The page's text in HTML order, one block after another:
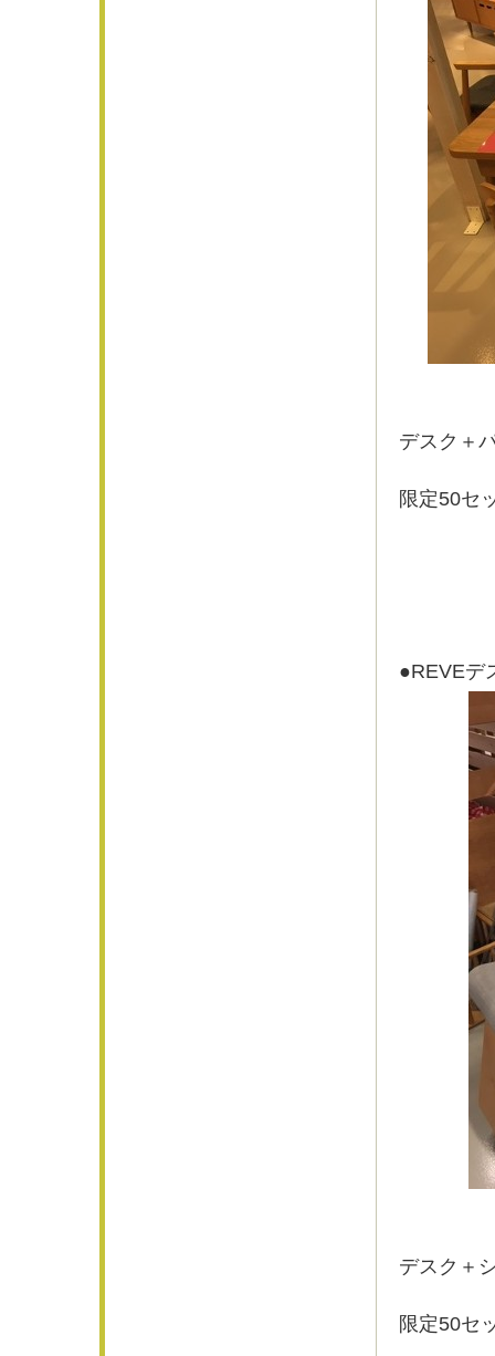
デスク＋
限定50セ
●REVEデ
デスク＋
限定50セ